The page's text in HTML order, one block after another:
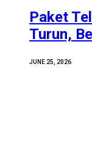
Paket
Turun,
JUNE 25, 2026